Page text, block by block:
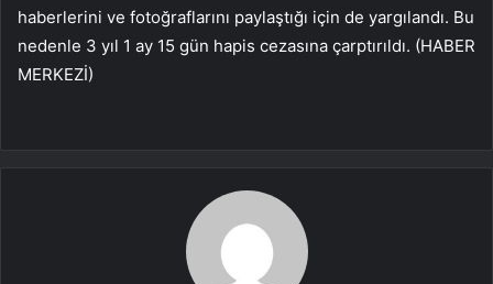
haberlerini ve fotoğraflarını paylaştığı için de yargılandı. Bu
nedenle 3 yıl 1 ay 15 gün hapis cezasına çarptırıldı. (HABER
MERKEZİ)